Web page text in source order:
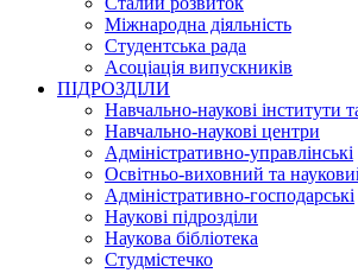
Міжнародна діяльність
Студентська рада
Асоціація випускників
ПІДРОЗДІЛИ
Навчально-наукові інститути
Навчально-наукові центри
Адміністративно-управлінські
Освітньо-виховний та
Адміністративно-господарські
Наукові підрозділи
Наукова бібліотека
Студмістечко